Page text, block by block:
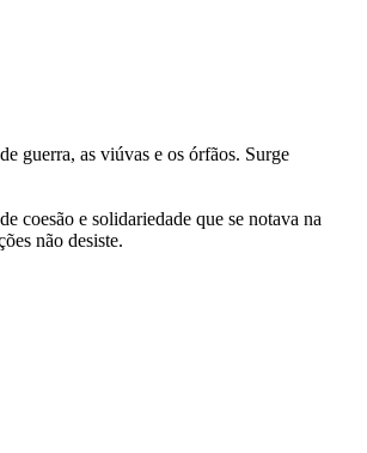
guerra, as viúvas e os órfãos. Surge
coesão e solidariedade que se notava na
não desiste.